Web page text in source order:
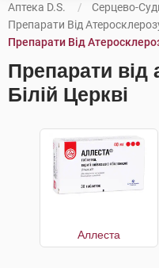
Аптека D.S.
Серцево-
Препарати Від
Препарати Від
Препарати від
Білій Церкві
Аллеста